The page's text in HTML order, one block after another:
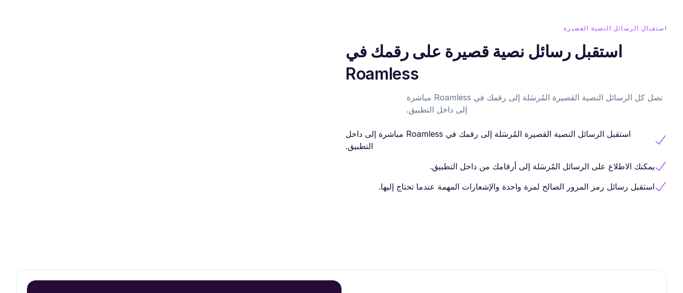
استقبال الرسائل النصية القصيرة
استقبل رسائل نصية قصيرة على رقمك في
Roamless
تصل كل الرسائل النصية القصيرة المُرسَلة إلى رقمك في Roamless مباشرة
إلى داخل التطبيق.
استقبل الرسائل النصية القصيرة المُرسَلة إلى رقمك في Roamless مباشرة إلى داخل
التطبيق.
يمكنك الاطلاع على الرسائل المُرسَلة إلى أرقامك من داخل التطبيق.
استقبل رسائل رمز المرور الصالح لمرة واحدة والإشعارات المهمة عندما تحتاج إليها.